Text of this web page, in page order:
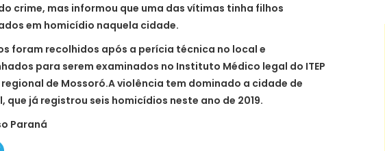
crime, mas informou que uma das vítimas tinha filhos
em homicídio naquela cidade.
foram recolhidos após a perícia técnica no local e
para serem examinados no Instituto Médico legal do ITEP
de Mossoró.A violência tem dominado a cidade de
que já registrou seis homicídios neste ano de 2019.
Paraná